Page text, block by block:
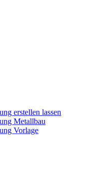
erstellen lassen
Metallbau
Vorlage